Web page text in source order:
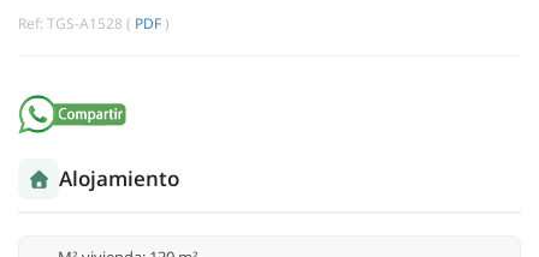
Ref: TGS-A1528 ( PDF )
Alojamiento